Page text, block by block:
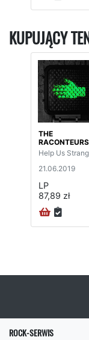
KUPUJĄCY
THE
RACONTEURS
Help Us
21.06.2019
LP
87,89 zł
ROCK-SERWIS